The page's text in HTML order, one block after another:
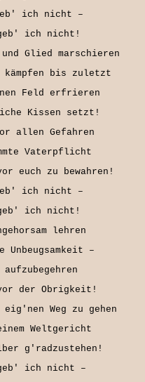
ich nicht –
geb' ich nicht!
Glied marschieren
bis zuletzt
Feld erfrieren
Kissen setzt!
allen Gefahren
Vaterpflicht
euch zu bewahren!
ich nicht –
geb' ich nicht!
lehren
Unbeugsamkeit –
der Obrigkeit!
Weg zu gehen
Weltgericht
g'radzustehen!
ich nicht –